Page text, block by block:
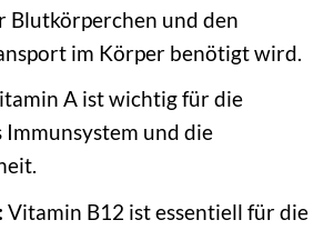
Blutkörperchen und den
im Körper benötigt wird.
A ist wichtig für die
Immunsystem und die
Vitamin B12 ist essentiell für die